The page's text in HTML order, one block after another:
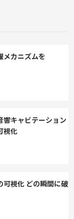
メカニズムを
響キャビテーション
視化
可視化 どの瞬間に破